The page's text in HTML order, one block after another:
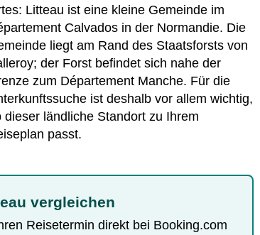
Litteau ist eine kleine Gemeinde im
Calvados in der Normandie. Die
liegt am Rand des Staatsforsts von
der Forst befindet sich nahe der
zum Département Manche. Für die
ist deshalb vor allem wichtig,
dieser ländliche Standort zu Ihrem
passt.
vergleichen
Reisetermin direkt bei Booking.com